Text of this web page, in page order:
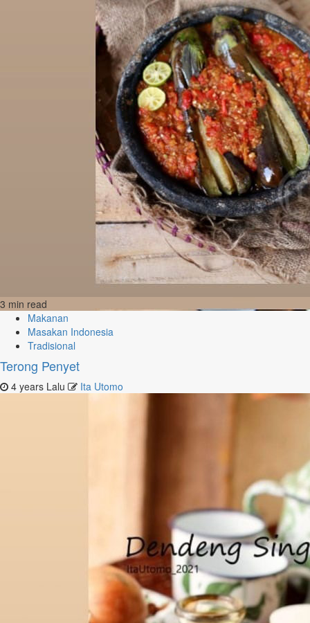
3 min read
Makanan
Masakan Indonesia
Tradisional
Terong Penyet
4 years Lalu Ita Utomo